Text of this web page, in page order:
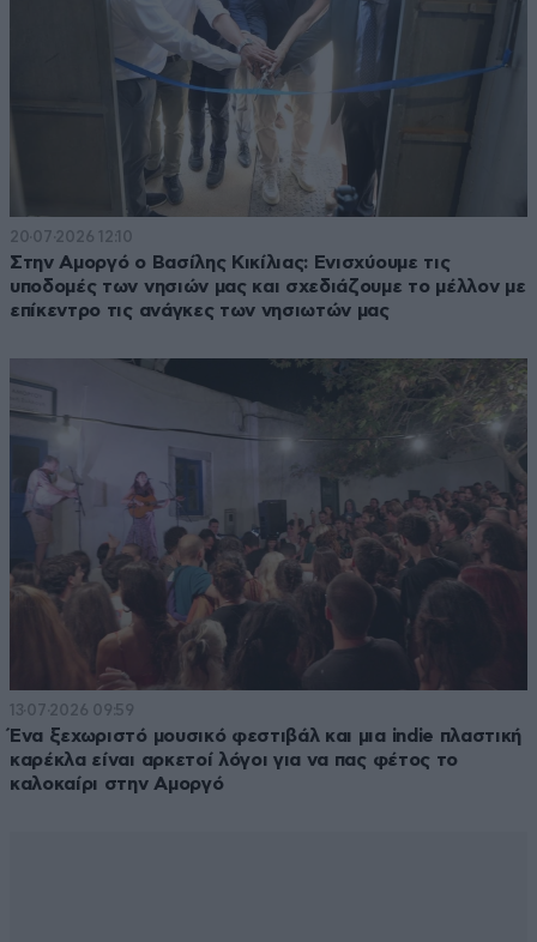
20·07·2026 12:10
Στην Αμοργό ο Βασίλης Κικίλιας: Ενισχύουμε τις
υποδομές των νησιών μας και σχεδιάζουμε το μέλλον με
επίκεντρο τις ανάγκες των νησιωτών μας
13·07·2026 09:59
Ένα ξεχωριστό μουσικό φεστιβάλ και μια indie πλαστική
καρέκλα είναι αρκετοί λόγοι για να πας φέτος το
καλοκαίρι στην Αμοργό